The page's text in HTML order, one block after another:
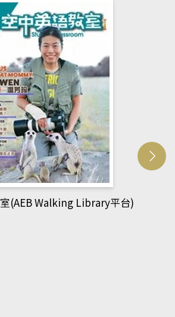
網管人(kono平台)